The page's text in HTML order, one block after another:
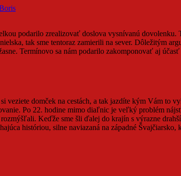
podarilo zrealizovať doslova vysnívanú dovolenku.
tak sme tentoraz zamierili na sever. Dôležitým
Termínovo sa nám podarilo zakomponovať aj
veziete domček na cestách, a tak jazdíte kým Vám to
Po 22. hodine mimo diaľnic je veľký problém
Keďže sme šli ďalej do krajín s výrazne
históriou, silne naviazaná na západné